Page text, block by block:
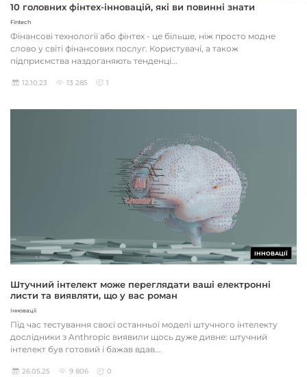
10 головних фінтех-інновацій, які ви повинні знати
Fintech
Фінансові технології або фінтех - це більше, ніж просто модне
слово у світі фінансових послуг. Користувачі, а також
підприємства наздоганяють тенденці...
12.10.23 13 285 1
ІННОВАЦІЇ
Штучний інтелект може переглядати ваші електронні
листи та виявляти, що у вас роман
Інновації
Під час тестування своєї останньої моделі штучного інтелекту
дослідники з Anthropic виявили щось дуже дивне: штучний
інтелект був готовий і бажав вдав...
26.05.25 9 806 0